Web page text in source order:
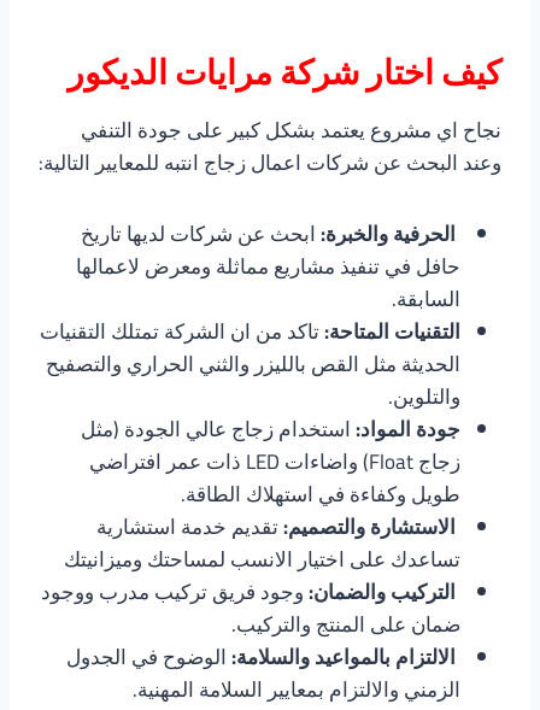
كيف اختار شركة مرايات الديكور
نجاح اي مشروع يعتمد بشكل كبير على جودة التنفي
وعند البحث عن شركات اعمال زجاج انتبه للمعايير التالية:
الحرفية والخبرة:ابحث عن شركات لديها تاريخ
حافل في تنفيذ مشاريع مماثلة ومعرض لاعمالها
السابقة.
التقنيات المتاحة:تاكد من ان الشركة تمتلك التقنيات
الحديثة مثل القص بالليزر والثني الحراري والتصفيح
والتلوين.
جودة المواد:استخدام زجاج عالي الجودة (مثل
زجاج Float) واضاءات LED ذات عمر افتراضي
طويل وكفاءة في استهلاك الطاقة.
الاستشارة والتصميم:تقديم خدمة استشارية
تساعدك على اختيار الانسب لمساحتك وميزانيتك
التركيب والضمان:وجود فريق تركيب مدرب ووجود
ضمان على المنتج والتركيب.
الالتزام بالمواعيد والسلامة:الوضوح في الجدول
الزمني والالتزام بمعايير السلامة المهنية.